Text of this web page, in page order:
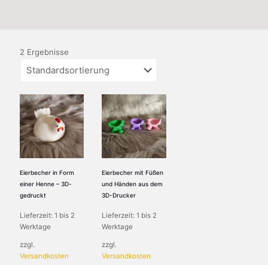
2 Ergebnisse
Eierbecher in Form
einer Henne – 3D-
gedruckt
Lieferzeit: 1 bis 2
Werktage
zzgl.
Versandkosten
Eierbecher mit Füßen
und Händen aus dem
3D-Drucker
Lieferzeit:1 bis 2
Werktage
zzgl.
Versandkosten